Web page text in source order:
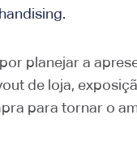
planejar a
de loja,
para tornar o